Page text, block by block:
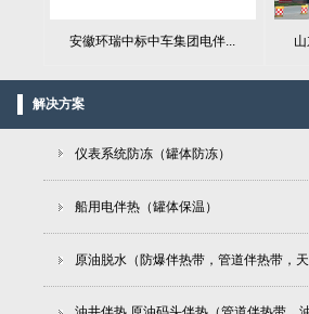
安徽环瑞中标中车集团电伴...
解决方案
仪表系统防冻（罐体防冻）
船用电伴热（罐体保温）
原油脱水（防爆伴热带，管道伴热带，